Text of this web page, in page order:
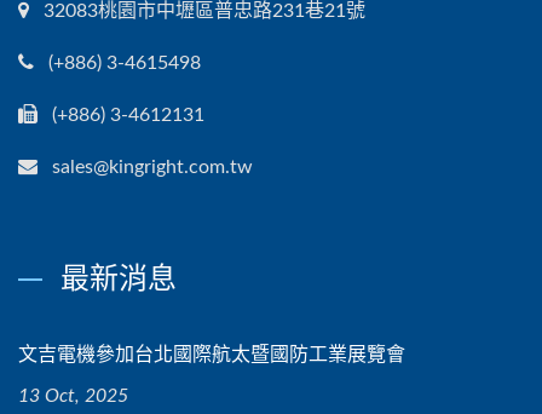
32083桃園市中壢區普忠路231巷21號
(+886) 3-4615498
(+886) 3-4612131
sales@kingright.com.tw
最新消息
文吉電機參加台北國際航太暨國防工業展覽會
13 Oct, 2025